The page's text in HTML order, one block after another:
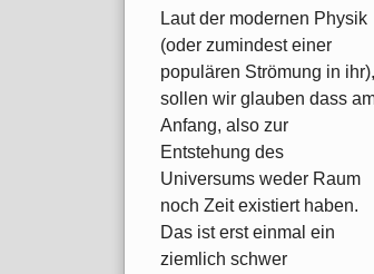
Laut der modernen Physik
(oder zumindest einer
populären Strömung in ihr),
sollen wir glauben dass
Anfang, also zur
Entstehung des
Universums weder Raum
noch Zeit existiert haben.
Das ist erst einmal ein
ziemlich schwer